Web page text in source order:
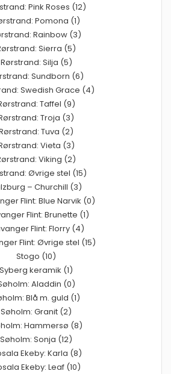
Pink Roses (12)
Pomona (1)
Rainbow (3)
Sierra (5)
Rørstrand: Silja (5)
Sundborn (6)
Swedish Grace (4)
Taffel (9)
Troja (3)
Tuva (2)
Vieta (3)
Viking (2)
Øvrige stel (15)
– Churchill (3)
Flint: Blue Narvik (0)
Flint: Brunette (1)
Flint: Florry (4)
Flint: Øvrige stel (15)
Stogo (10)
Syberg keramik (1)
Aladdin (0)
Blå m. guld (1)
Søholm: Granit (2)
Hammersø (8)
Søholm: Sonja (12)
Ekeby: Karla (8)
Ekeby: Leaf (10)